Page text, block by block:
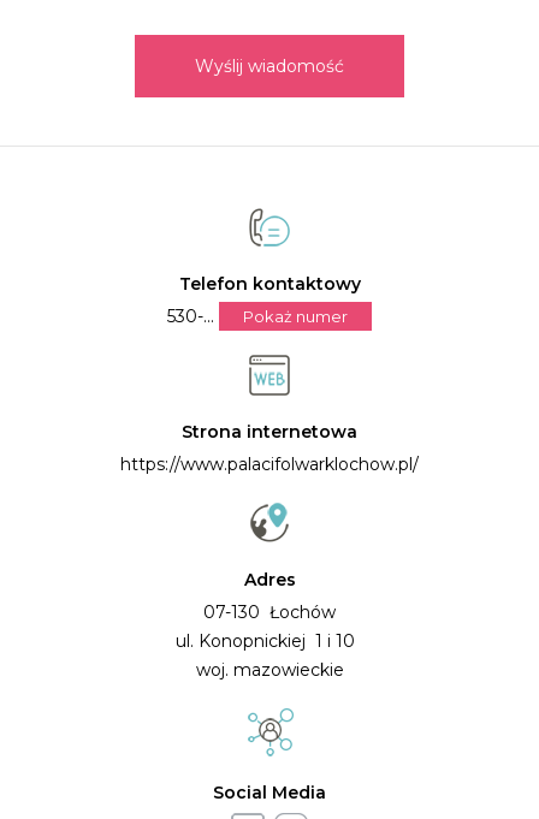
Wyślij wiadomość
Telefon kontaktowy
530-...
Pokaż numer
Strona internetowa
https://www.palacifolwarklochow.pl/
Adres
07-130 Łochów
ul. Konopnickiej 1 i 10
woj. mazowieckie
Social Media